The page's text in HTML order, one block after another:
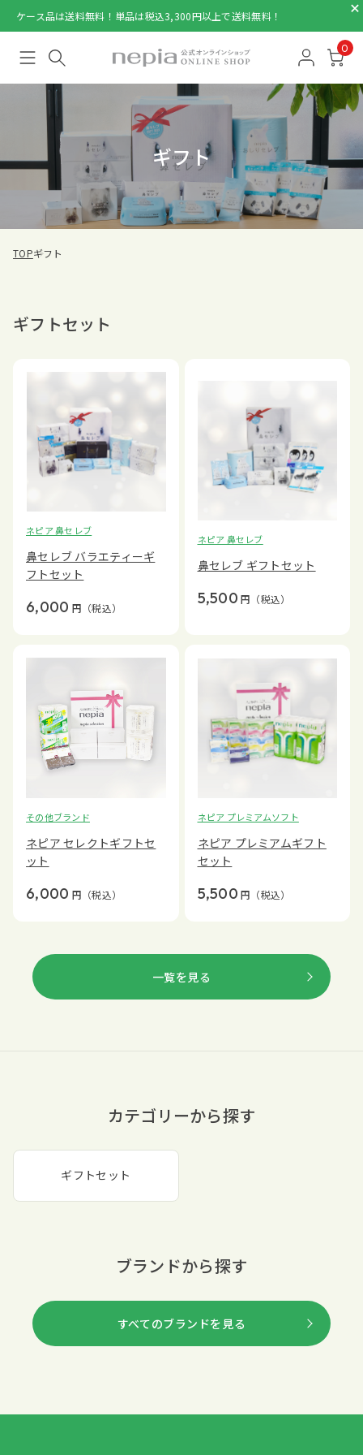
ケース品は送料無料！単品は税込3,300円以上で送料無料！
0
ギフト
TOPギフト
ギフトセット
ネピア 鼻セレブ
鼻セレブ バラエティーギ
フトセット
6,000 円 （税込）
ネピア 鼻セレブ
鼻セレブ ギフトセット
5,500 円 （税込）
その他ブランド
ネピア セレクトギフトセ
ット
6,000 円 （税込）
ネピア プレミアムソフト
ネピア プレミアムギフト
セット
5,500 円 （税込）
一覧を見る
カテゴリーから探す
ギフトセット
ブランドから探す
すべてのブランドを見る